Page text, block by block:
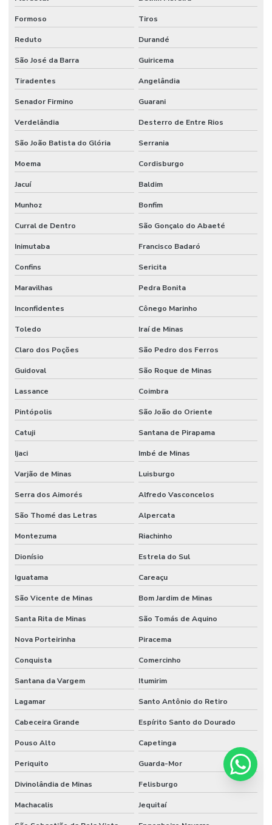
Formoso Tiros
Reduto Durandé
São José da Barra Guiricema
Tiradentes Angelândia
Senador Firmino Guarani
Verdelândia Desterro de Entre Rios
São João Batista do Glória Serrania
Moema Cordisburgo
Jacuí Baldim
Munhoz Bonfim
Curral de Dentro São Gonçalo do Abaeté
Inimutaba Francisco Badaró
Confins Sericita
Maravilhas Pedra Bonita
Inconfidentes Cônego Marinho
Toledo Iraí de Minas
Claro dos Poções São Pedro dos Ferros
Guidoval São Roque de Minas
Lassance Coimbra
Pintópolis São João do Oriente
Catuji Santana de Pirapama
Ijaci Imbé de Minas
Varjão de Minas Luisburgo
Serra dos Aimorés Alfredo Vasconcelos
São Thomé das Letras Alpercata
Montezuma Riachinho
Dionísio Estrela do Sul
Iguatama Careaçu
São Vicente de Minas Bom Jardim de Minas
Santa Rita de Minas São Tomás de Aquino
Nova Porteirinha Piracema
Conquista Comercinho
Santana da Vargem Itumirim
Lagamar Santo Antônio do Retiro
Cabeceira Grande Espírito Santo do Dourado
Pouso Alto Capetinga
Periquito Guarda-Mor
Divinolândia de Minas Felisburgo
Machacalis Jequitaí